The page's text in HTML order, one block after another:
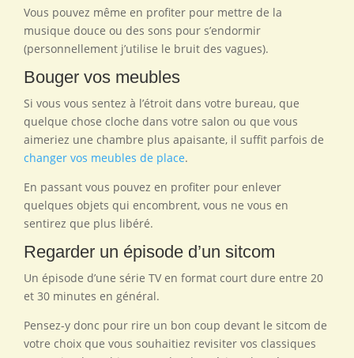
Vous pouvez même en profiter pour mettre de la
musique douce ou des sons pour s’endormir
(personnellement j’utilise le bruit des vagues).
Bouger vos meubles
Si vous vous sentez à l’étroit dans votre bureau, que
quelque chose cloche dans votre salon ou que vous
aimeriez une chambre plus apaisante, il suffit parfois de
changer vos meubles de place.
En passant vous pouvez en profiter pour enlever
quelques objets qui encombrent, vous ne vous en
sentirez que plus libéré.
Regarder un épisode d’un sitcom
Un épisode d’une série TV en format court dure entre 20
et 30 minutes en général.
Pensez-y donc pour rire un bon coup devant le sitcom de
votre choix que vous souhaitiez revisiter vos classiques